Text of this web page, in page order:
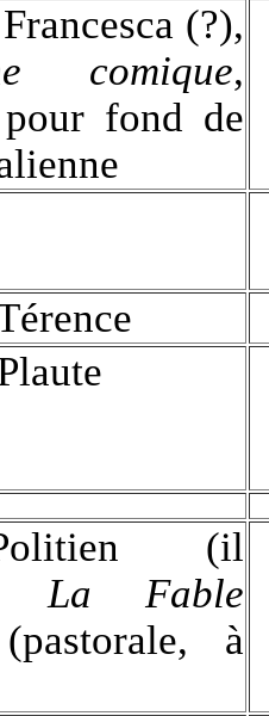
(?),
comique,
fond de
(il
La Fable
(pastorale, à